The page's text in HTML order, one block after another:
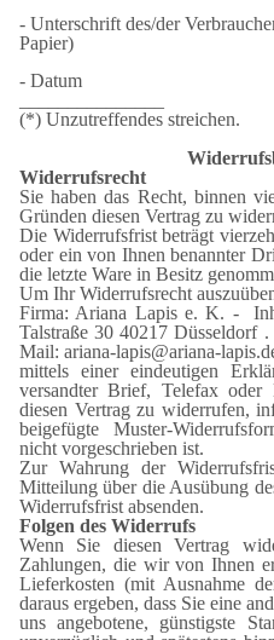
- Unterschrift des/der
Papier)
- Datum
(*) Unzutreffendes streichen.
Widerrufsrecht
Sie haben das Recht, binnen
Gründen diesen Vertrag zu
Die Widerrufsfrist beträgt
oder ein von Ihnen benannter
die letzte Ware in Besitz
Um Ihr Widerrufsrecht
Firma: Ariana Lapis e. K. -
Talstraße 30 40217 Düsseldorf
Mail: ariana-lapis@ariana-
mittels einer eindeutigen
versandter Brief, Telefax
diesen Vertrag zu widerrufen,
beigefügte Muster-
nicht vorgeschrieben ist.
Zur Wahrung der
Mitteilung über die Ausübung
Widerrufsfrist absenden.
Folgen des Widerrufs
Wenn Sie diesen Vertrag
Zahlungen, die wir von Ihnen
Lieferkosten (mit Ausnahme
daraus ergeben, dass Sie eine
uns angebotene, günstigste